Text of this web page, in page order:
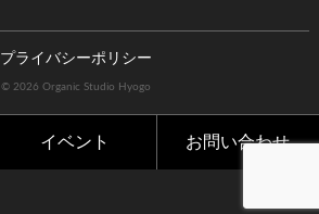
プライバシーポリシー
© 2026 Organic Studio Hyogo
イベント お問い合わせ